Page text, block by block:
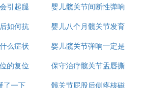
检查什么
引起腿
婴儿髋关节间断性弹响
如何抗
婴儿八个月髋关节发育
小能长好吗
么症状
婴儿髋关节弹响一定是
发育不良吗
的复位
保守治疗髋关节盂唇撕
裂能痊愈吗
了一下 髋关节屁股后侧疼核磁